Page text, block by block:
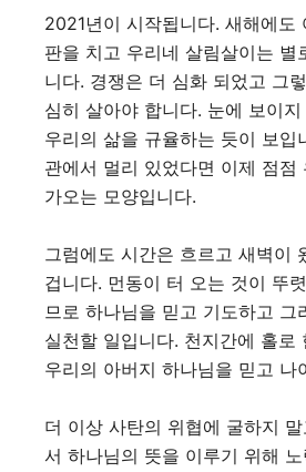
2021년이 시작됩니다. 새해에도
판을 치고 우리네 살림살이는 별
니다. 경쟁은 더 심화 되었고 그
심히 살아야 합니다. 눈에 보이
우리의 삶을 규율하는 듯이 보입
관에서 멀리 있었다면 이제 점점
가오는 모양입니다.
그럼에도 시간은 흐르고 새벽이
겁니다. 먼동이 터 오는 것이 뚜
므로 하나님을 믿고 기도하고 그
실천할 일입니다. 천지간에 홀로
우리의 아버지 하나님을 믿고 나
더 이상 사탄의 위협에 굴하지
서 하나님의 뜻을 이루기 위해